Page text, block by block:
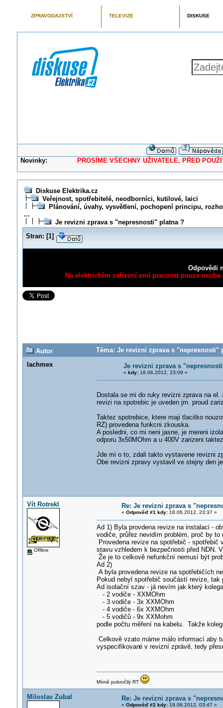
ZPRAVODAJSTVÍ TELEVIZE DISKUSE
Novinky: PROSÍME VŠECHNY UŽIVATELE, PŘED
Diskuse Elektrika.cz
Veřejnost, spotřebitelé, neodborníci, kutilové, laici
Plánování, úvahy, vysvětlení, pochopení principu,
...
Je revizni zprava s "nepresnosti" platna ?
Stran: [1]
Odpovědi
Na elektrickém zařízení smí pracovat pouze
Autor
Téma: Je revizni zprava s "nepresnosti"
lachmex
Je revizni zprava s
« kdy:18.06.2012, 23:09 »
Dostala se mi do ruky revizni zprava na
revizi na spotrebic je uveden jm. proud
Taktez spotrebice, ktere maji tlacitko
RZ) provedena funkcni zkouska.
A posledni, co mi neni jasne, je mereni
odporu 3x50MOhm a u 400V zarizeni
Jde mi o to, zdali takto vystavene revizni
Obe revizni zpravy vystavil ve stejny den
Vít Rotrekl
Offline
Re: Je revizni zprava s
« Odpověď #1 kdy:18.06.2012, 23:37 »
Ad 1) Byla provdena revize na instalaci -
vodiče, průřez nevidím problém, proč by to
Provedena revize na spotřebič -
stavu vzhledem k bezpečnosti před NDN.
Že je to celkově nefunkční nemusí být
Ad 2)
A byla provedena revize na spotřebičích
Pokud nebyl spotřebič součástí revize,
Ad isolační szav - já nevím jak který
- 2 vodiče - XXMOhm
- 3 vodiče - 3x XXMOhm
- 4 vodiče - 6x XXMOhm
- 5 vodičů - 9x XXMohm
podle počtu měření na kabelu. Takže
Celkově vzato máme málo informací aby
vyspecifikované v revizní zprávě, tedy
Mírně pokročilý RT
Miloslav Zubal Re: Je revizni zprava s
« Odpověď #2 kdy:19.06.2012, 03:47 »